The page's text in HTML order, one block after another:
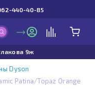
440-40-85
9ж
Dyson
Patina/Topaz Orange